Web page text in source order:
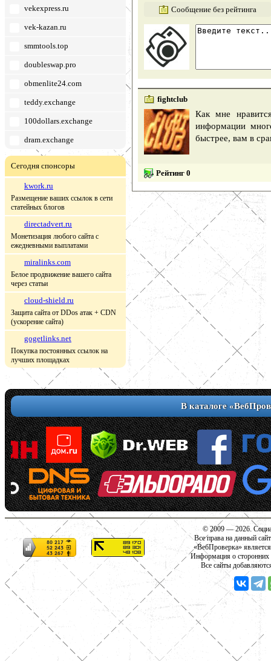
vekexpress.ru
vek-kazan.ru
smmtools.top
doubleswap.pro
obmenlite24.com
teddy.exchange
100dollars.exchange
dram.exchange
Сегодня спонсоры
kwork.ru
Размещение ваших ссылок в сети
статейных блогов
directadvert.ru
Монетизация любого сайта с
ежедневными выплатами
miralinks.com
Белое продвижение вашего сайта
через статьи
cloud-shield.ru
Защита сайта от DDos атак + CDN
(ускорение сайта)
gogetlinks.net
Покупка постоянных ссылок на
лучших площадках
Сообщение без рейтинга
fightclub
Как мне
информации
быстрее, вам в
Рейтинг 0
В каталоге
© 2009 — 2026.
Все права на данный
«ВебПроверка»
Информация о сторонних
Все сайты